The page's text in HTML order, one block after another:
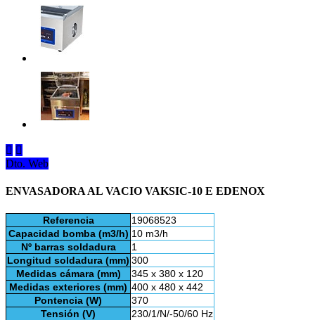
 
Dto. Web
ENVASADORA AL VACIO VAKSIC-10 E EDENOX
Referencia
19068523
Capacidad bomba (m3/h) 10 m3/h
Nº barras soldadura
1
Longitud soldadura (mm) 300
Medidas cámara (mm)
345 x 380 x 120
Medidas exteriores (mm) 400 x 480 x 442
Pontencia (W)
370
Tensión (V)
230/1/N/-50/60 Hz